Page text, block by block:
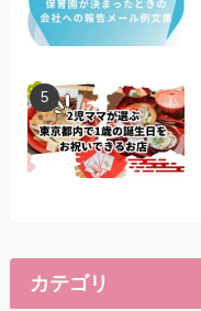
カテゴリ